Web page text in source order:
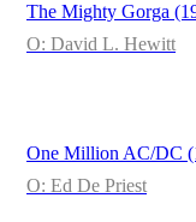
The Mighty Gorga
O: David L. Hewitt
One Million AC/DC
O: Ed De Priest